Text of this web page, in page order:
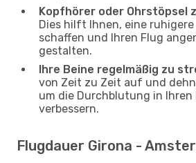
Kopfhörer oder Ohrstöpsel
Dies hilft Ihnen, eine
schaffen und Ihren Flug
gestalten.
Ihre Beine regelmäßig zu
von Zeit zu Zeit auf und
um die Durchblutung in Ihren
verbessern.
Flugdauer Girona -